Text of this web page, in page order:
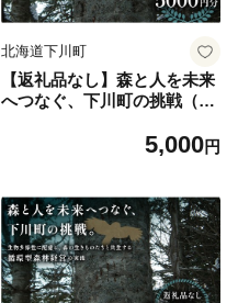
北海道下川町
【返礼品なし】森と人を未来
へつなぐ、下川町の挑戦（50
5,000円